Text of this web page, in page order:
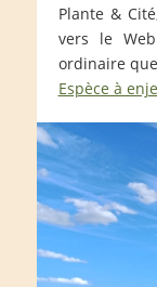
Plante &
vers le
ordinaire
Espèce à